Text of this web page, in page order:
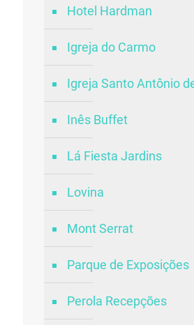
Hotel Hardman
Igreja do Carmo
Igreja Santo Antônio
Inês Buffet
Lá Fiesta Jardins
Lovina
Mont Serrat
Parque de Exposições
Perola Recepções